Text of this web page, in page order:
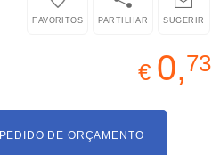
SUGERIR
PARTILHAR
FAVORITOS
€ 0,73
PEDIDO DE ORÇAMENTO